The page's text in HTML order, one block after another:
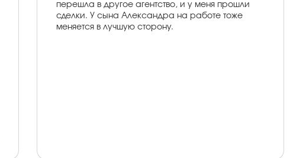
перешла в другое агентство, и у меня прошли
сделки. У сына Александра на работе тоже
меняется в лучшую сторону.